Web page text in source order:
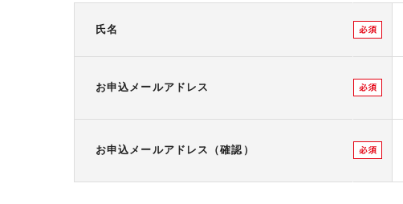
氏名
お申込メールアドレス
お申込メールアドレス（確認）